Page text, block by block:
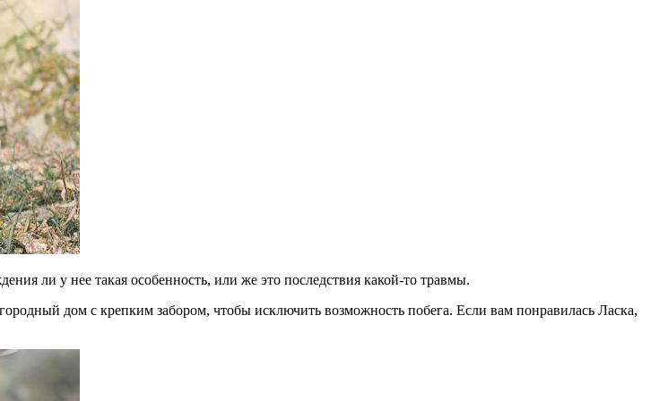
ли у нее такая особенность, или же это последствия какой-то травмы.
дом с крепким забором, чтобы исключить возможность побега. Если вам понравилась Ласка,